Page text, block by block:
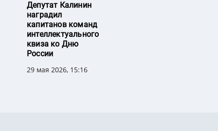
Депутат Калинин
наградил
капитанов команд
интеллектуального
квиза ко Дню
России
29 мая 2026, 15:16